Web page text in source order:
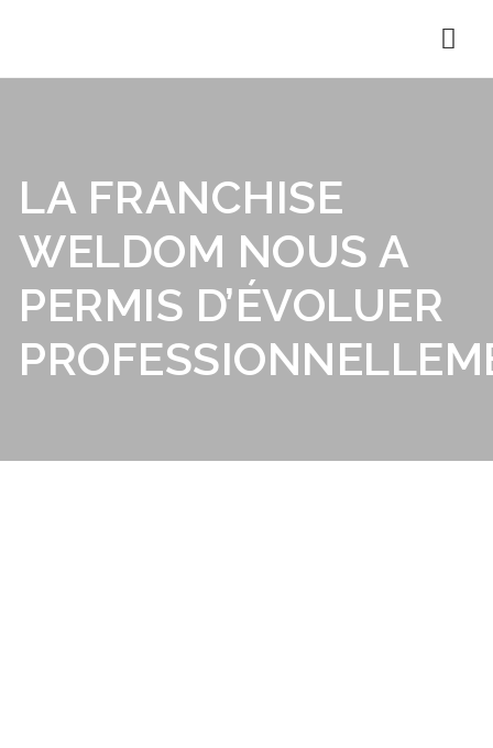
LA FRANCHISE
WELDOM NOUS A
PERMIS D’ÉVOLUER